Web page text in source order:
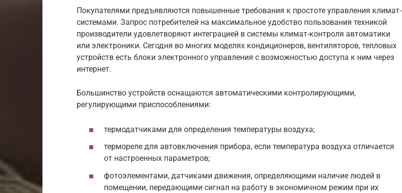
Покупателями предъявляются повышенные требования к простоте управления климат-
системами. Запрос потребителей на максимальное удобство пользования техникой
производители удовлетворяют интеграцией в системы климат-контроля автоматики
или электроники. Сегодня во многих моделях кондиционеров, вентиляторов, тепловых
устройств есть блоки электронного управления с возможностью доступа к ним через
интернет.
Большинство устройств оснащаются автоматическими контролирующими,
регулирующими приспособлениями:
термодатчиками для определения температуры воздуха;
термореле для автовключения прибора, если температура воздуха отличается
от настроенных параметров;
фотоэлементами, датчиками движения, определяющими наличие людей в
помещении, передающими сигнал на работу в экономичном режим при их